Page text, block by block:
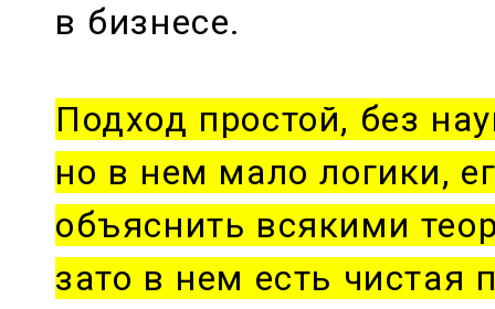
в бизнесе.
Подход простой, без
но в нем мало логики,
объяснить всякими
зато в нем есть чистая